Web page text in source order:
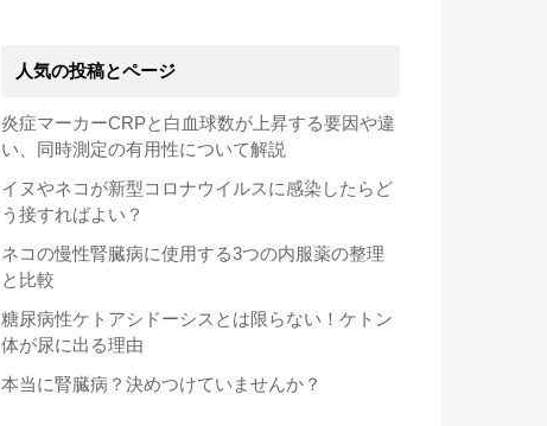
人気の投稿とページ
炎症マーカーCRPと白血球数が上昇する要因や違
い、同時測定の有用性について解説
イヌやネコが新型コロナウイルスに感染したらど
う接すればよい？
ネコの慢性腎臓病に使用する3つの内服薬の整理
と比較
糖尿病性ケトアシドーシスとは限らない！ケトン
体が尿に出る理由
本当に腎臓病？決めつけていませんか？